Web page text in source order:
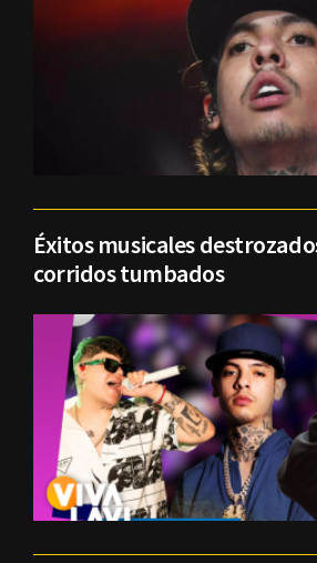
Éxitos musicales
corridos tumbados